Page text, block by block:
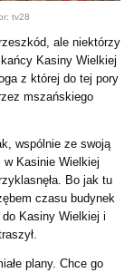
tv28
ale niektórzy
Kasiny Wielkiej
z której do tej pory
mszańskiego
wspólnie ze swoją
Kasinie Wielkiej
Bo jak tu
czasu budynek
Kasiny Wielkiej i
plany. Chce go